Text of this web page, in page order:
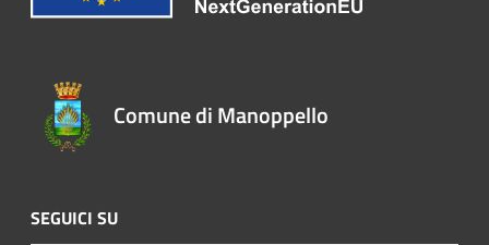
Comune di Manoppello
SEGUICI SU